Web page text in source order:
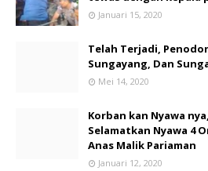
Januari 15, 2020
Telah Terjadi,
Sungayang, Dan
Mei 14, 2020
Korban kan Nyawa
Selamatkan Nyawa 4
Anas Malik Pariaman
Januari 12, 2020